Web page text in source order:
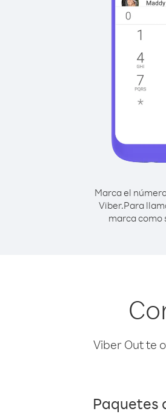
Marca el
Viber.Para
marca como
Viber Out te
Paquetes